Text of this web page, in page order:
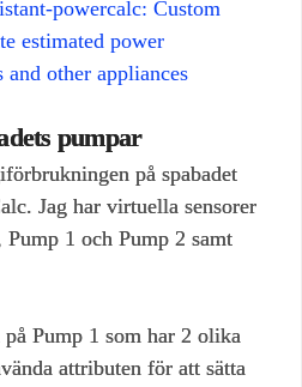
powercalc: Custom
estimated power
other appliances
pumpar
på spabadet
Jag har virtuella sensorer
1 och Pump 2 samt
Pump 1 som har 2 olika
attributen för att sätta